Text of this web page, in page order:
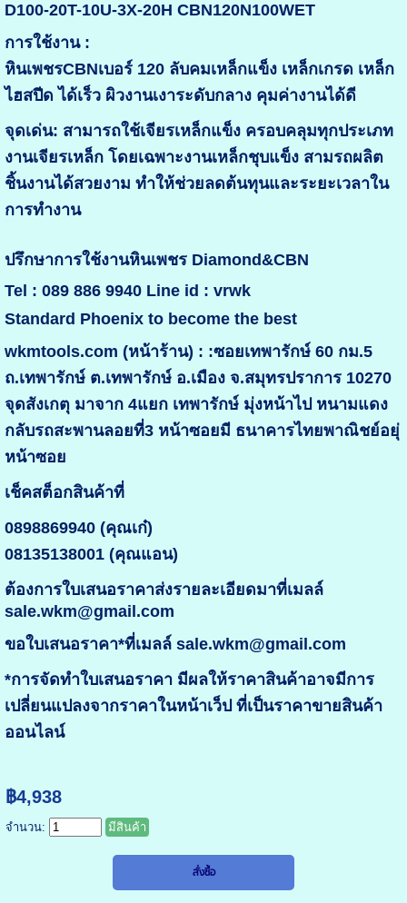
D100-20T-10U-3X-20H CBN120N100WET
การใช้งาน :
หินเพชรCBNเบอร์ 120 ลับคมเหล็กแข็ง เหล็กเกรด เหล็ก
ไฮสปีด ได้เร็ว ผิวงานเงาระดับกลาง คุมค่างานได้ดี
จุดเด่น: สามารถใช้เจียรเหล็กแข็ง ครอบคลุมทุกประเภท
งานเจียรเหล็ก โดยเฉพาะงานเหล็กชุบแข็ง สามรถผลิต
ชิ้นงานได้สวยงาม ทำให้ช่วยลดต้นทุนและระยะเวลาใน
การทำงาน
ปรึกษาการใช้งานหินเพชร Diamond&CBN
Tel : 089 886 9940 Line id : vrwk
Standard Phoenix to become the best
wkmtools.com (หน้าร้าน) : :ซอยเทพารักษ์ 60 กม.5
ถ.เทพารักษ์ ต.เทพารักษ์ อ.เมือง จ.สมุทรปราการ 10270
จุดสังเกตุ มาจาก 4แยก เทพารักษ์ มุ่งหน้าไป หนามแดง
กลับรถสะพานลอยที่3 หน้าซอยมี ธนาคารไทยพาณิชย์อยุ่
หน้าซอย
เช็คสต็อกสินค้าที่
0898869940 (คุณเก๋)
08135138001 (คุณแอน)
ต้องการใบเสนอราคาส่งรายละเอียดมาที่เมลล์
sale.wkm@gmail.com
ขอใบเสนอราคา*ที่เมลล์ sale.wkm@gmail.com
*การจัดทำใบเสนอราคา มีผลให้ราคาสินค้าอาจมีการ
เปลี่ยนแปลงจากราคาในหน้าเว็ป ที่เป็นราคาขายสินค้า
ออนไลน์
฿4,938
จำนวน: มีสินค้า